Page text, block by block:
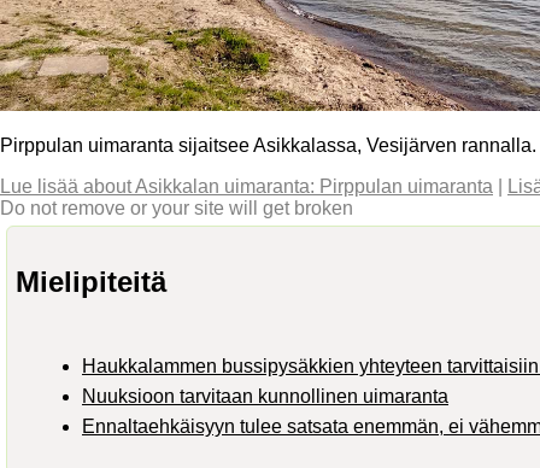
Pirppulan uimaranta sijaitsee Asikkalassa, Vesijärven rannalla.
Lue lisää about Asikkalan uimaranta: Pirppulan uimaranta
Do not remove or your site will get broken
Mielipiteitä
Haukkalammen bussipysäkkien yhteyteen
Nuuksioon tarvitaan kunnollinen uimaranta
Ennaltaehkäisyyn tulee satsata enemmän, ei